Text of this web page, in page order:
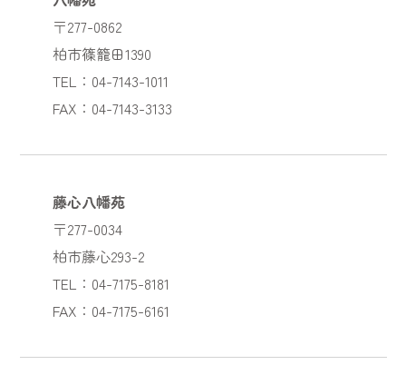
〒277-0862
柏市篠籠田1390
TEL：04-7143-1011
FAX：04-7143-3133
藤心八幡苑
〒277-0034
柏市藤心293-2
TEL：04-7175-8181
FAX：04-7175-6161